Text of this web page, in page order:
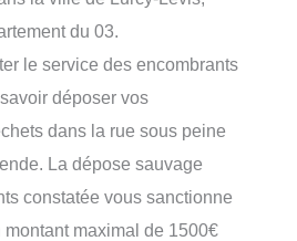
du 03.
le service des encombrants
déposer vos
dans la rue sous peine
La dépose sauvage
constatée vous sanctionne
montant maximal de 1500€